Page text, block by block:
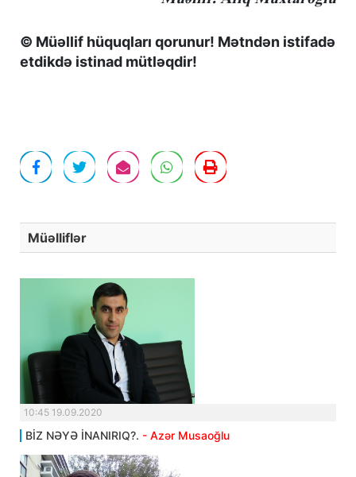
© Müəllif hüquqları qorunur! Mətndən istifadə
etdikdə istinad mütləqdir!
Müəlliflər
10:45 19.09.2020
BİZ NƏYƏ İNANIRIQ?. - Azər Musaoğlu